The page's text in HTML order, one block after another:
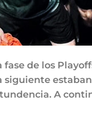
de los
A